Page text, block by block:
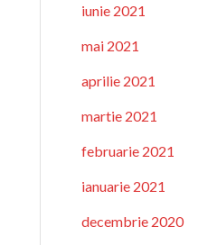
iunie 2021
mai 2021
aprilie 2021
martie 2021
februarie 2021
ianuarie 2021
decembrie 2020